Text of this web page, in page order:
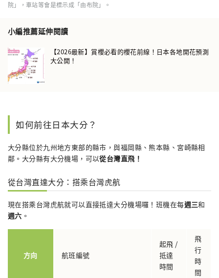
院」，車站等會是標示成「由布院」。
小編推薦延伸閱讀
【2026最新】賞櫻必看的櫻花前線！日本各地開花預測
大公開！
如何前往日本大分？
大分縣位於九州地方東部的縣市，與福岡縣、熊本縣、宮崎縣相
鄰。大分縣有大分機場，可以從台灣直飛！
從台灣直達大分：搭乘台灣虎航
現在搭乘台灣虎航就可以直接抵達大分機場囉！班機在每週三和
週六 。
方向 航班編號
起飛 /
抵達
時間
飛
行
時
間